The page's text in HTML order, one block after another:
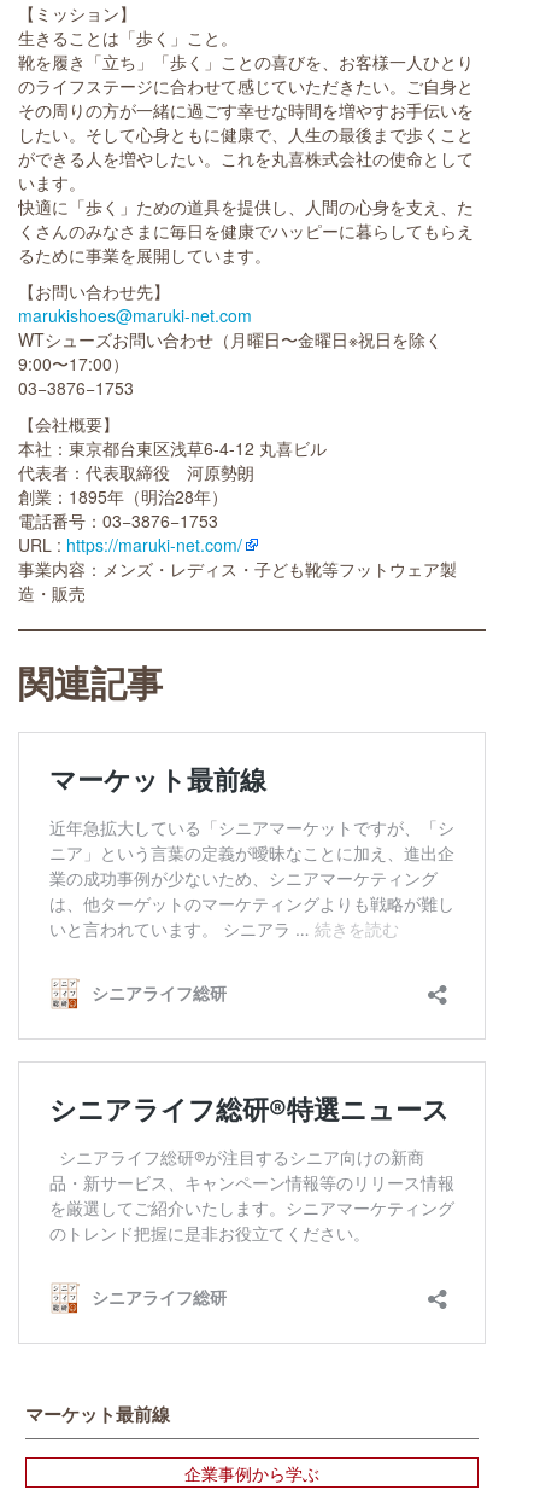
【ミッション】
生きることは「歩く」こと。
靴を履き「立ち」「歩く」ことの喜びを、お客様一人ひとり
のライフステージに合わせて感じていただきたい。ご自身と
その周りの方が一緒に過ごす幸せな時間を増やすお手伝いを
したい。そして心身ともに健康で、人生の最後まで歩くこと
ができる人を増やしたい。これを丸喜株式会社の使命として
います。
快適に「歩く」ための道具を提供し、人間の心身を支え、た
くさんのみなさまに毎日を健康でハッピーに暮らしてもらえ
るために事業を展開しています。
【お問い合わせ先】
marukishoes@maruki-net.com
WTシューズお問い合わせ（月曜日〜金曜日※祝日を除く
9:00〜17:00）
03−3876−1753
【会社概要】
本社：東京都台東区浅草6-4-12 丸喜ビル
代表者：代表取締役 河原勢朗
創業：1895年（明治28年）
電話番号：03−3876−1753
URL : https://maruki-net.com/
事業内容：メンズ・レディス・子ども靴等フットウェア製
造・販売
関連記事
マーケット最前線
企業事例から学ぶ